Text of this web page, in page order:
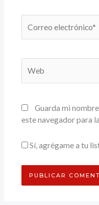
electrónico*
Guarda mi
este navegador para
Sí, agrégame a tu